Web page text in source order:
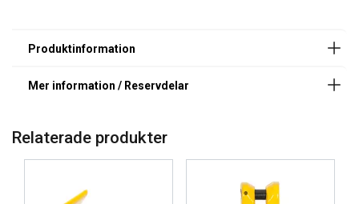
Relaterade produkter